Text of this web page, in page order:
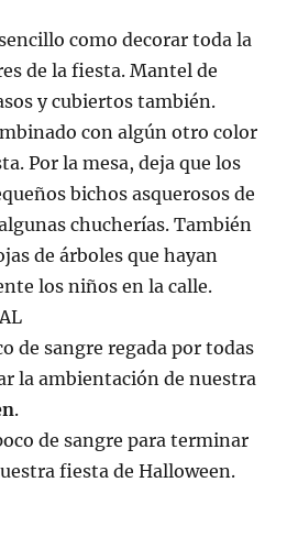
como decorar toda la
de la fiesta. Mantel de
y cubiertos también.
con algún otro color
Por la mesa, deja que los
bichos asquerosos de
chucherías. También
de árboles que hayan
los niños en la calle.
de sangre regada por todas
la ambientación de nuestra
.
de sangre para terminar
fiesta de Halloween.